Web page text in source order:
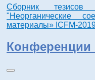
Сборник
"Неорганические
материалы» ICFM-